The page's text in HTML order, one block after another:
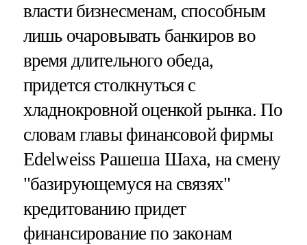
власти бизнесменам, способным
лишь очаровывать банкиров во
время длительного обеда,
придется столкнуться с
хладнокровной оценкой рынка. По
словам главы финансовой фирмы
Edelweiss Рашеша Шаха, на смену
"базирующемуся на связях"
кредитованию придет
финансирование по законам